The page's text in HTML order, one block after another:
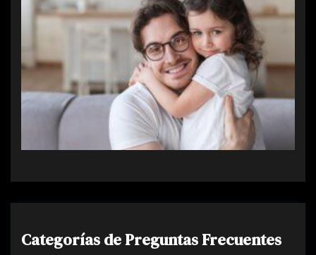
Categorías de Preguntas Frecuentes